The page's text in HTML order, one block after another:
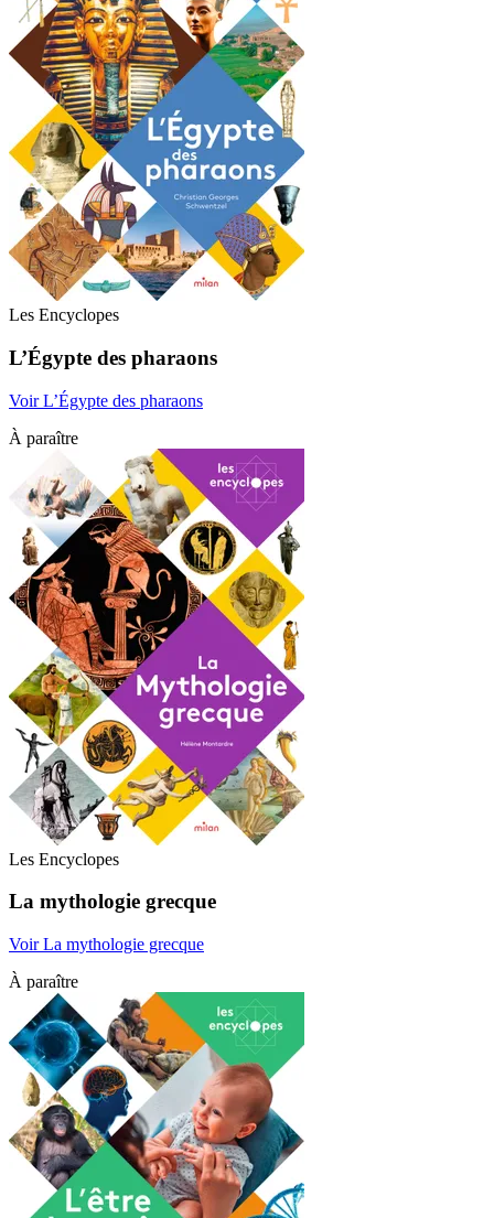
Les Encyclopes
L’Égypte des pharaons
Voir L’Égypte des pharaons
À paraître
Les Encyclopes
La mythologie grecque
Voir La mythologie grecque
À paraître